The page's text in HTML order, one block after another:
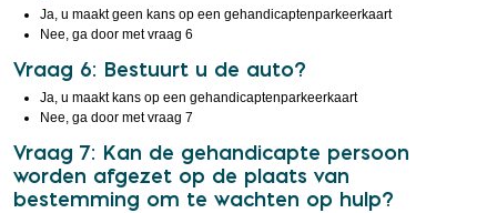
Ja, u maakt geen kans op een gehandicaptenparkeerkaart
Nee, ga door met vraag 6
Vraag 6: Bestuurt u de auto?
Ja, u maakt kans op een gehandicaptenparkeerkaart
Nee, ga door met vraag 7
Vraag 7: Kan de gehandicapte persoon
worden afgezet op de plaats van
bestemming om te wachten op hulp?